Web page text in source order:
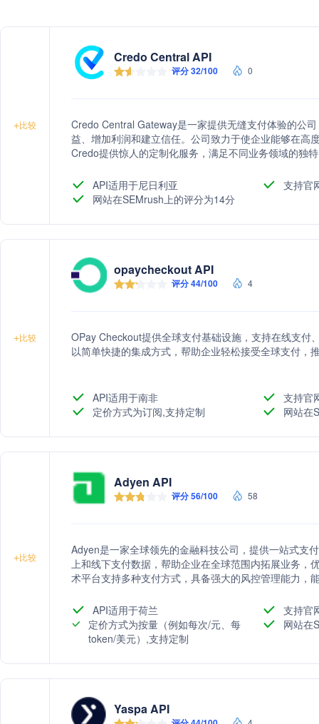
+比较
Credo Central API
评分 32/100 0
Credo Central Gateway是一家提供无缝支付体验的公
益、增加利润和建立信任。公司致力于使企业能够在高
Credo提供惊人的定制化服务，满足不同业务领域的独
API适用于尼日利亚
支持官
网站在SEMrush上的评分为14分
+比较
opaycheckout API
评分 44/100 4
OPay Checkout提供全球支付基础设施，支持在线支付
以简单快捷的集成方式，帮助企业轻松接受全球支付，
API适用于南非
支持官
定价方式为订阅,支持定制
网站在
+比较
Adyen API
评分 56/100 58
Adyen是一家全球领先的金融科技公司，提供一站式支
上和线下支付数据，帮助企业在全球范围内拓展业务，
术平台支持多种支付方式，具备强大的风控管理能力，
API适用于荷兰
支持官
定价方式为按量（例如每次/元、每
token/美元）,支持定制
网站在
Yaspa API